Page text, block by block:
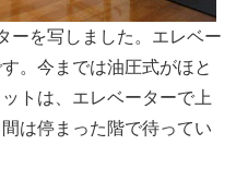
ーを写しました。エレベー
。今までは油圧式がほと
トは、エレベーターで上
は停まった階で待ってい